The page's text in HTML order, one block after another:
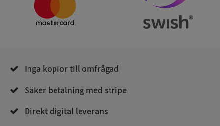
Inga kopior till omfrågad
Säker betalning med stripe
Direkt digital leverans